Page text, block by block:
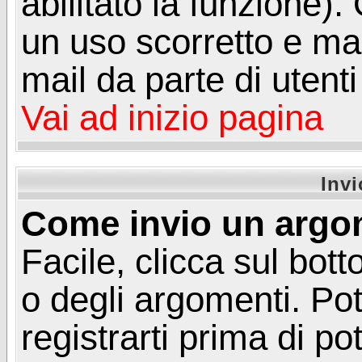
un uso scorretto e
mail da parte di
Vai ad inizio pagina
Come invio un
Facile, clicca sul
o degli argomenti.
registrarti prima di